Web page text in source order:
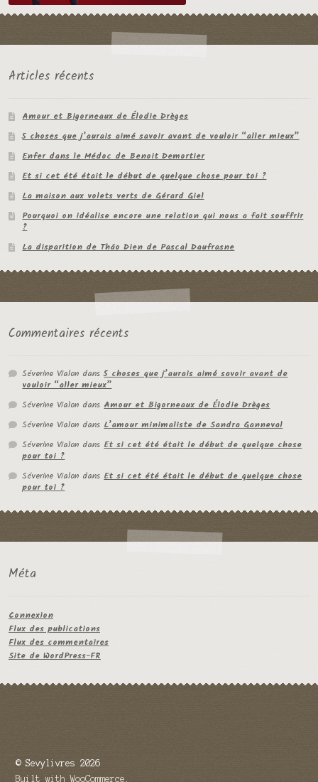
Articles récents
Amour et Bigorneaux de Élodie Drèges
5 choses que j’aurais aimé savoir avant de vouloir “aller mieux”
Enfer dans le Médoc de Benoit Demortier
Et si cet été était le début de quelque chose pour toi ?
La maison aux volets verts de Gérard Giel
Pourquoi on idéalise encore une relation qui nous a fait souffrir
?
La disparition de Thâo Dien de Pascal Daufrasne
Commentaires récents
Séverine Vialon dans5 choses que j’aurais aimé savoir avant de
vouloir “aller mieux”
Séverine Vialon dansAmour et Bigorneaux de Élodie Drèges
Séverine Vialon dansL’amour minimaliste de Sandra Ganneval
Séverine Vialon dansEt si cet été était le début de quelque chose
pour toi ?
Séverine Vialon dansEt si cet été était le début de quelque chose
pour toi ?
Méta
Connexion
Flux des publications
Flux des commentaires
Site de WordPress-FR
© Sevylivres 2026
Built with WooCommerce